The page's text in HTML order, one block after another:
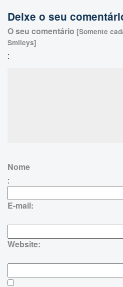
Deixe o seu
O seu comentário [Somente
Smileys]
:
Nome
:
E-mail:
Website: